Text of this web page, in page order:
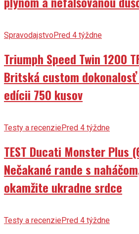
SpravodajstvoPred 4 týždne
Triumph Speed Twin 1200
Britská custom
edícii 750 kusov
Testy a recenziePred 4 týždne
TEST Ducati Monster Plus
Nečakané rande s
okamžite ukradne srdce
Testy a recenziePred 4 týždne